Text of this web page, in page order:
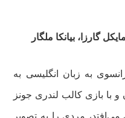
گارزا، بیانکا ملگار
به زبان انگلیسی به
با بازی کالب لندری جونز
مردی را به تصویر